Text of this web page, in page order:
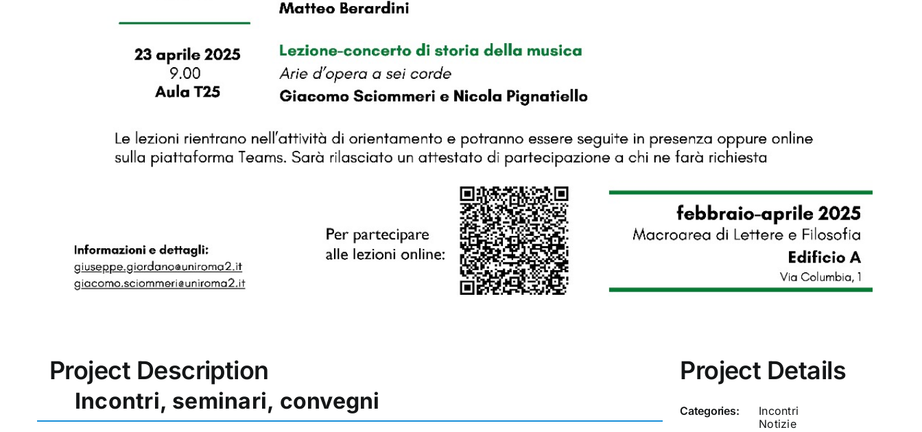
Project Description
Incontri, seminari, convegni
Project Details
Categories:
Incontri
Notizie